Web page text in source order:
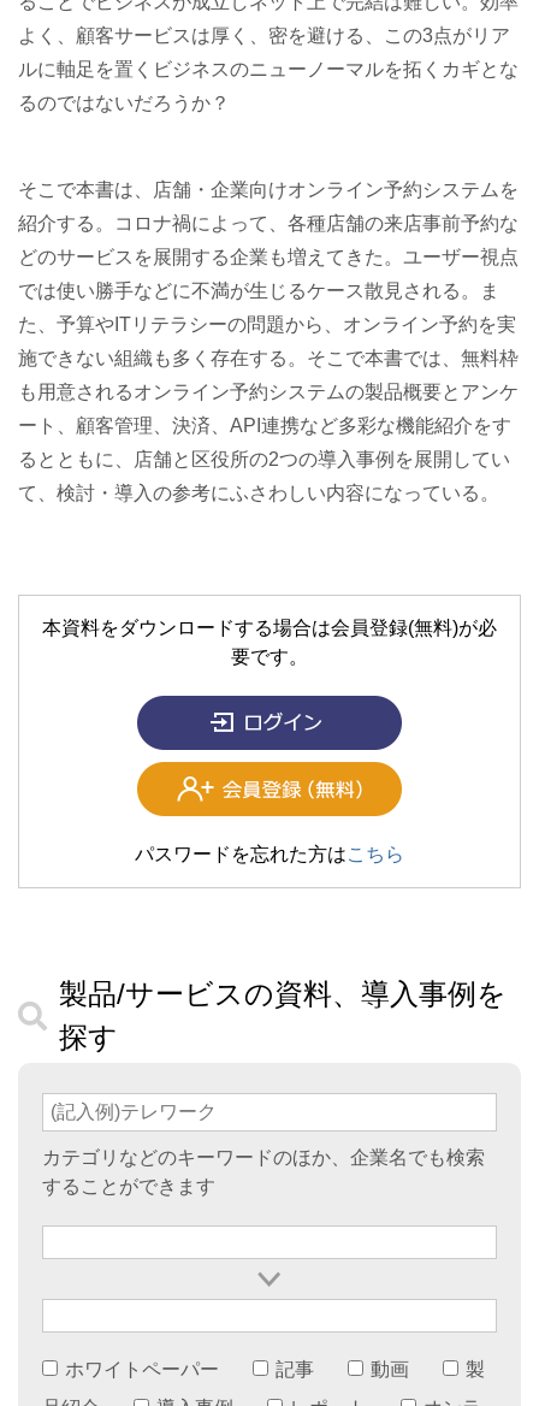
よく、顧客サービスは厚く、密を避ける、この3点がリア
ルに軸足を置くビジネスのニューノーマルを拓くカギとな
るのではないだろうか？
そこで本書は、店舗・企業向けオンライン予約システムを
紹介する。コロナ禍によって、各種店舗の来店事前予約な
どのサービスを展開する企業も増えてきた。ユーザー視点
では使い勝手などに不満が生じるケース散見される。ま
た、予算やITリテラシーの問題から、オンライン予約を実
施できない組織も多く存在する。そこで本書では、無料枠
も用意されるオンライン予約システムの製品概要とアンケ
ート、顧客管理、決済、API連携など多彩な機能紹介をす
るとともに、店舗と区役所の2つの導入事例を展開してい
て、検討・導入の参考にふさわしい内容になっている。
本資料をダウンロードする場合は会員登録(無料)が必
要です。
パスワードを忘れた方はこちら
製品/サービスの資料、導入事例を
探す
カテゴリなどのキーワードのほか、企業名でも検索
することができます
ホワイトペーパー 記事 動画
製